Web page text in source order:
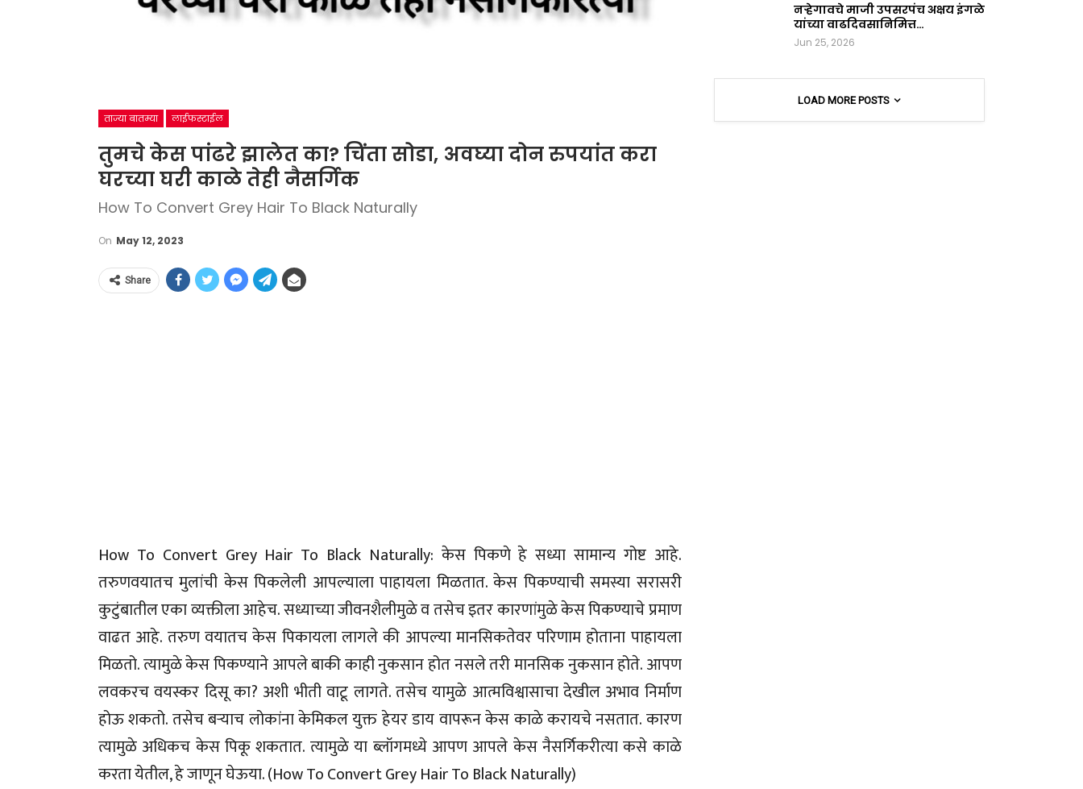
ताज्या बातम्या लाईफस्टाईल
तुमचे केस पांढरे झालेत का? चिंता सोडा, अवघ्या दोन रुपयांत करा
घरच्या घरी काळे तेही नैसर्गिक
How To Convert Grey Hair To Black Naturally
On May 12, 2023
Share
How To Convert Grey Hair To Black Naturally: केस पिकणे हे सध्या सामान्य गोष्ट आहे.
तरुणवयातच मुलांची केस पिकलेली आपल्याला पाहायला मिळतात. केस पिकण्याची समस्या सरासरी
कुटुंबातील एका व्यक्तीला आहेच. सध्याच्या जीवनशैलीमुळे व तसेच इतर कारणांमुळे केस पिकण्याचे प्रमाण
वाढत आहे. तरुण वयातच केस पिकायला लागले की आपल्या मानसिकतेवर परिणाम होताना पाहायला
मिळतो. त्यामुळे केस पिकण्याने आपले बाकी काही नुकसान होत नसले तरी मानसिक नुकसान होते. आपण
लवकरच वयस्कर दिसू का? अशी भीती वाटू लागते. तसेच यामुळे आत्मविश्वासाचा देखील अभाव निर्माण
होऊ शकतो. तसेच बऱ्याच लोकांना केमिकल युक्त हेयर डाय वापरून केस काळे करायचे नसतात. कारण
त्यामुळे अधिकच केस पिकू शकतात. त्यामुळे या ब्लॉगमध्ये आपण आपले केस नैसर्गिकरीत्या कसे काळे
करता येतील, हे जाणून घेऊया. (How To Convert Grey Hair To Black Naturally)
नऱ्हेगावचे माजी उपसरपंच अक्षय इंगळे
यांच्या वाढदिवसानिमित्त…
Jun 25, 2026
LOAD MORE POSTS